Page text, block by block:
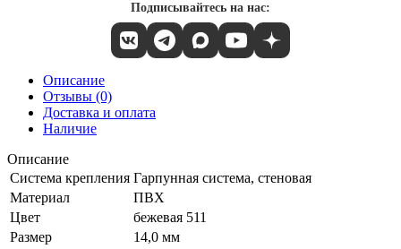
Подписывайтесь на нас:
Описание
Отзывы (0)
Доставка и оплата
Наличие
Описание
Система крепления Гарпунная система, стеновая
Материал
ПВХ
Цвет
бежевая 511
Размер
14,0 мм